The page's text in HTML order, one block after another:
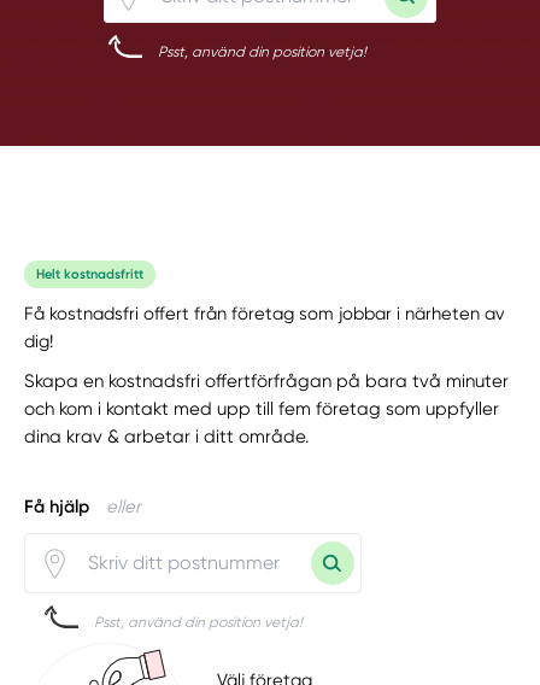
Psst, använd din position vetja!
Helt kostnadsfritt
Få kostnadsfri offert från företag som jobbar i närheten av
dig!
Skapa en kostnadsfri offertförfrågan på bara två minuter
och kom i kontakt med upp till fem företag som uppfyller
dina krav & arbetar i ditt område.
Få hjälp eller
Psst, använd din position vetja!
Välj företag